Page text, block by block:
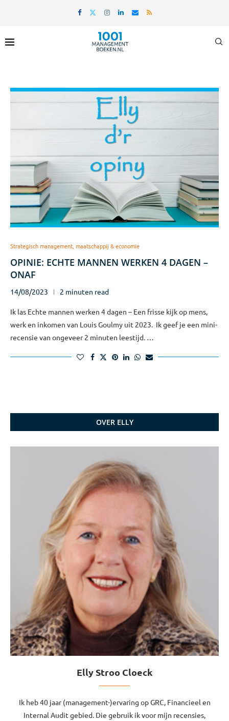
Strategisch management, maatschappij & economie
OPINIE: ECHTE MANNEN WERKEN 4 DAGEN –
ONAF
14/08/2023 2 minuten read
Ik las Echte mannen werken 4 dagen – Een frisse kijk op mens,
werk en inkomen van Louis Goulmy uit 2023. Ik geef je een mini-
recensie van ongeveer 2 minuten leestijd. …
OVER ELLY
Elly Stroo Cloeck
Ik heb 40 jaar (management-)ervaring op GRC, Financieel en
Internal Audit gebied. Die gebruik ik voor mijn recensies,